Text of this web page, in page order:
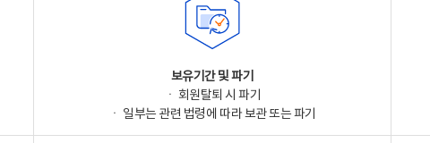
보유기간 및 파기
ㆍ 회원탈퇴 시 파기
ㆍ 일부는 관련 법령에 따라 보관 또는 파기